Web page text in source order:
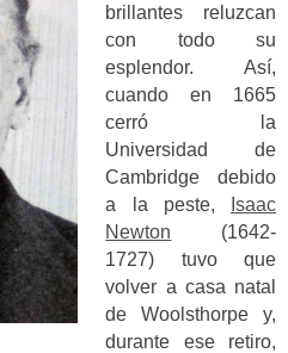
brillantes reluzcan
con todo su
esplendor. Así,
cuando en 1665
cerró la
Universidad de
Cambridge debido
a la peste,
Isaac
Newton (1642-
1727) tuvo que
volver a casa natal
de Woolsthorpe y,
durante ese retiro,